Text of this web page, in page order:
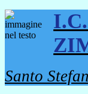
Santo